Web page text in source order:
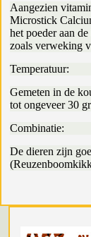
Aangezien
Microstick
het poeder aan
zoals verweking
Temperatuur:
Gemeten in de
tot ongeveer 30
Combinatie:
De dieren zijn